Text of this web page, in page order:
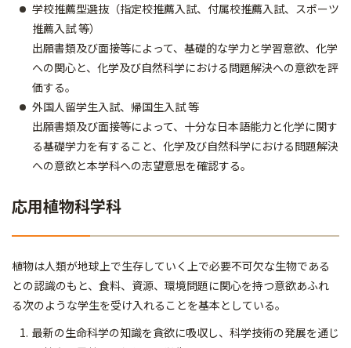
学校推薦型選抜（指定校推薦入試、付属校推薦入試、スポーツ
推薦入試 等）
出願書類及び面接等によって、基礎的な学力と学習意欲、化学
への関心と、化学及び自然科学における問題解決への意欲を評
価する。
外国人留学生入試、帰国生入試 等
出願書類及び面接等によって、十分な日本語能力と化学に関す
る基礎学力を有すること、化学及び自然科学における問題解決
への意欲と本学科への志望意思を確認する。
応用植物科学科
植物は人類が地球上で生存していく上で必要不可欠な生物である
との認識のもと、食料、資源、環境問題に関心を持つ意欲あふれ
る次のような学生を受け入れることを基本としている。
最新の生命科学の知識を貪欲に吸収し、科学技術の発展を通じ